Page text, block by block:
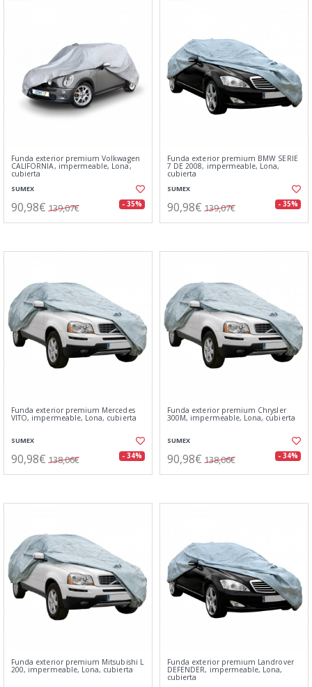
Funda exterior premium Volkwagen
CALIFORNIA, impermeable, Lona,
cubierta
SUMEX
90,98€ 139,07€ - 35%
Funda exterior premium BMW SERIE
7 DE 2008, impermeable, Lona,
cubierta
SUMEX
90,98€ 139,07€ - 35%
Funda exterior premium Mercedes
VITO, impermeable, Lona, cubierta
SUMEX
90,98€ 138,06€ - 34%
Funda exterior premium Chrysler
300M, impermeable, Lona, cubierta
SUMEX
90,98€ 138,06€ - 34%
Funda exterior premium Mitsubishi L
200, impermeable, Lona, cubierta
Funda exterior premium Landrover
DEFENDER, impermeable, Lona,
cubierta